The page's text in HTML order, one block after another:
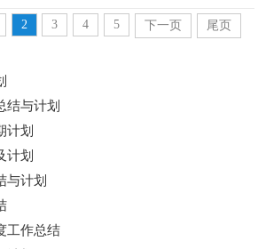
怎么拟定才能发挥它最...
2 3 4 5 下一页 尾页
结与计划
计划
计划
与计划
工作总结